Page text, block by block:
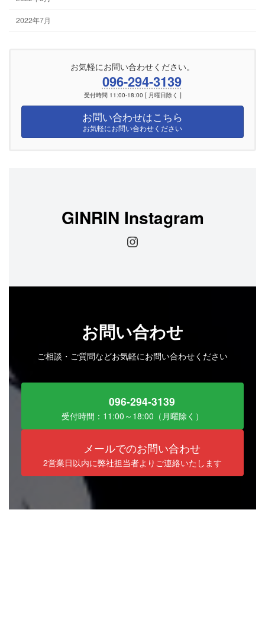
2022年7月
お気軽にお問い合わせください。
096-294-3139
受付時間 11:00-18:00 [ 月曜日除く ]
お問い合わせはこちら
お気軽にお問い合わせください
GINRIN Instagram
Instagram
お問い合わせ
ご相談・ご質問などお気軽にお問い合わせください
096-294-3139
受付時間：11:00～18:00（月曜除く）
メールでのお問い合わせ
2営業日以内に弊社担当者よりご連絡いたします